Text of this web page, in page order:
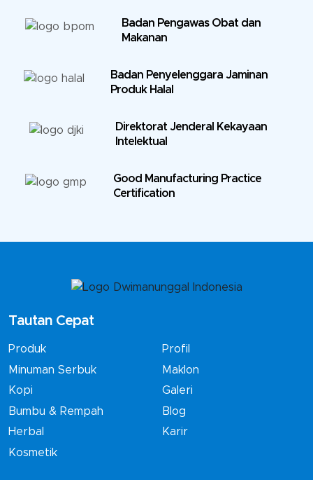
Badan Pengawas Obat dan
Makanan
Badan Penyelenggara Jaminan
Produk Halal
Direktorat Jenderal Kekayaan
Intelektual
Good Manufacturing Practice
Certification
Tautan Cepat
Produk
Minuman Serbuk
Kopi
Bumbu & Rempah
Herbal
Kosmetik
Profil
Maklon
Galeri
Blog
Karir